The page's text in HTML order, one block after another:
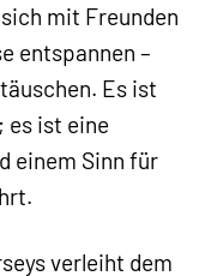
mit Freunden
entspannen –
Es ist
es ist eine
einem Sinn für
verleiht dem